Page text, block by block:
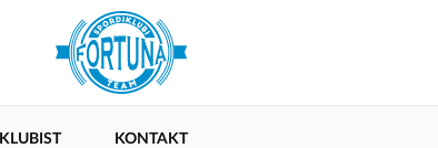
KLUBIST KONTAKT